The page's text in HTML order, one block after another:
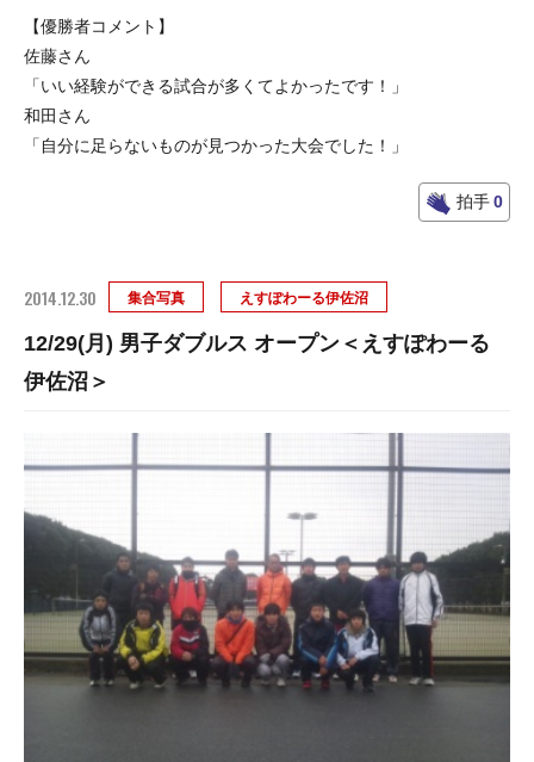
【優勝者コメント】
佐藤さん
「いい経験ができる試合が多くてよかったです！」
和田さん
「自分に足らないものが見つかった大会でした！」
拍手0
2014.12.30 集合写真 えすぽわーる伊佐沼
12/29(月) 男子ダブルス オープン＜えすぽわーる
伊佐沼＞